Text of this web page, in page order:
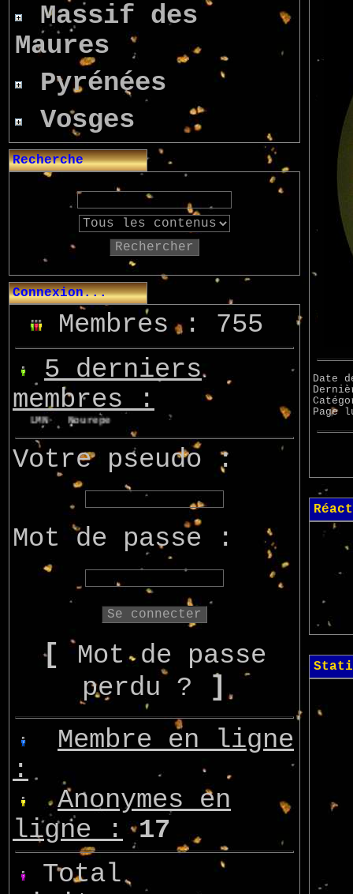
Massif des
Maures
Pyrénées
Vosges
Recherche
Rechercher
Connexion...
Membres : 755
5 derniers
membres :
LMN Nourepe Marcsupilami
Votre pseudo :
Mot de passe :
[ Mot de passe
perdu ? ]
Membre en ligne
:
Anonymes en
ligne :
17
Total
Date
Page